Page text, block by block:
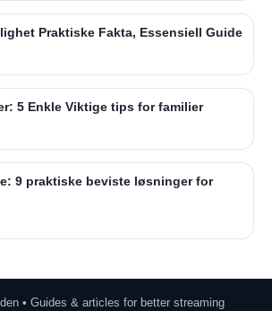
Praktiske Fakta, Essensiell Guide
5 Enkle Viktige tips for familier
9 praktiske beviste løsninger for
• Guides & articles for better streaming